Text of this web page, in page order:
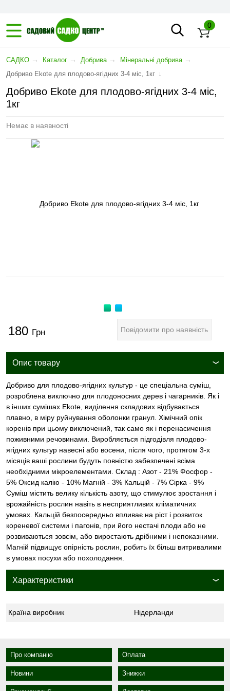
0
САДКО → Каталог → Добрива → Мінеральні добрива →
Добриво Ekote для плодово-ягідних 3-4 міс, 1кг ↓
Добриво Ekote для плодово-ягідних 3-4 міс,
1кг
Немає в наявності
180 Грн Повідомити про наявність
Опис товару
Добриво для плодово-ягідних культур - це спеціальна суміш,
розроблена виключно для плодоносних дерев і чагарників. Як і
в інших сумішах Ekote, виділення складових відбувається
плавно, в міру руйнування оболонки гранул. Хімічний опік
коренів при цьому виключений, так само як і перенасичення
поживними речовинами. Виробляється підгодівля плодово-
ягідних культур навесні або восени, після чого, протягом 3-х
місяців ваші рослини будуть повністю забезпечені всіма
необхідними мікроелементами. Cклад : Азот - 21% Фосфор -
5% Оксид калію - 10% Магній - 3% Кальцій - 7% Сірка - 9%
Суміш містить велику кількість азоту, що стимулює зростання і
врожайність рослин навіть в несприятливих кліматичних
умовах. Кальцій безпосередньо впливає на ріст і розвиток
кореневої системи і пагонів, при його нестачі плоди або не
розвиваються зовсім, або виростають дрібними і непоказними.
Магній підвищує опірність рослин, робить їх більш витривалими
в умовах посухи або похолодання.
Характеристики
Країна виробник Нідерланди
Про компанію Оплата
Новини Знижки